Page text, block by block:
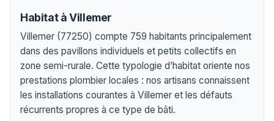
Habitat à Villemer
Villemer (77250) compte 759 habitants principalement
dans des pavillons individuels et petits collectifs en
zone semi-rurale. Cette typologie d’habitat oriente nos
prestations plombier locales : nos artisans connaissent
les installations courantes à Villemer et les défauts
récurrents propres à ce type de bâti.